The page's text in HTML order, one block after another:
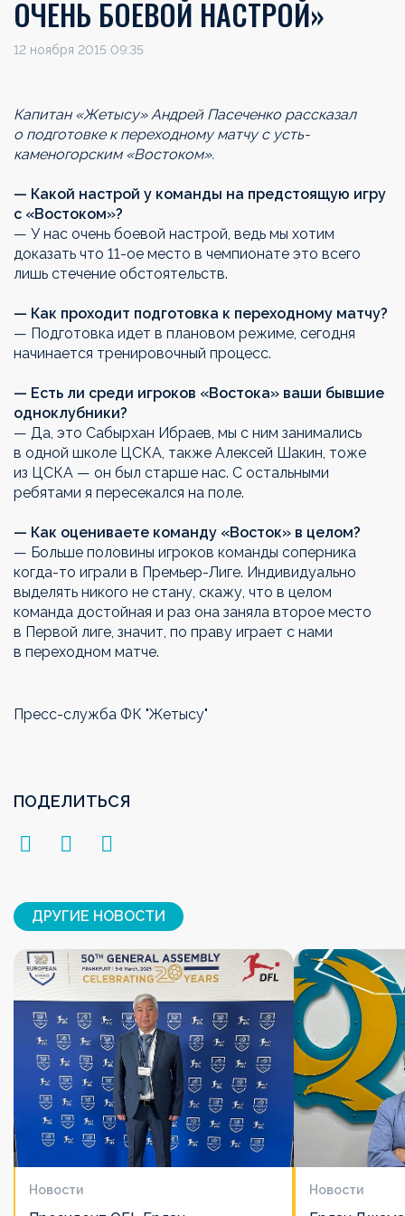
ОЧЕНЬ БОЕВОЙ НАСТРОЙ»
12 ноября 2015 09:35
Капитан «Жетысу» Андрей Пасеченко рассказал
о подготовке к переходному матчу с усть-
каменогорским «Востоком».
— Какой настрой у команды на предстоящую игру
с «Востоком»?
— У нас очень боевой настрой, ведь мы хотим
доказать что 11-ое место в чемпионате это всего
лишь стечение обстоятельств.
— Как проходит подготовка к переходному матчу?
— Подготовка идет в плановом режиме, сегодня
начинается тренировочный процесс.
— Есть ли среди игроков «Востока» ваши бывшие
одноклубники?
— Да, это Сабырхан Ибраев, мы с ним занимались
в одной школе ЦСКА, также Алексей Шакин, тоже
из ЦСКА — он был старше нас. С остальными
ребятами я пересекался на поле.
— Как оцениваете команду «Восток» в целом?
— Больше половины игроков команды соперника
когда-то играли в Премьер-Лиге. Индивидуально
выделять никого не стану, скажу, что в целом
команда достойная и раз она заняла второе место
в Первой лиге, значит, по праву играет с нами
в переходном матче.
Пресс-служба ФК "Жетысу"
ПОДЕЛИТЬСЯ
ДРУГИЕ НОВОСТИ
Новости Новости